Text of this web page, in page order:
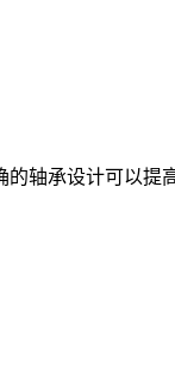
轴承设计可以提